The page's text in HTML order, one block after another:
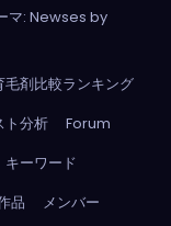
マ: Newses by
剤比較ランキング
分析
Forum
ーワード
品
メンバー